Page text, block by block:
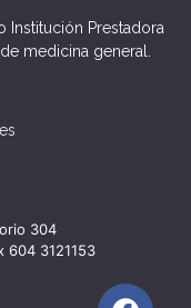
Institución Prestadora
medicina general.
304
604 3121153